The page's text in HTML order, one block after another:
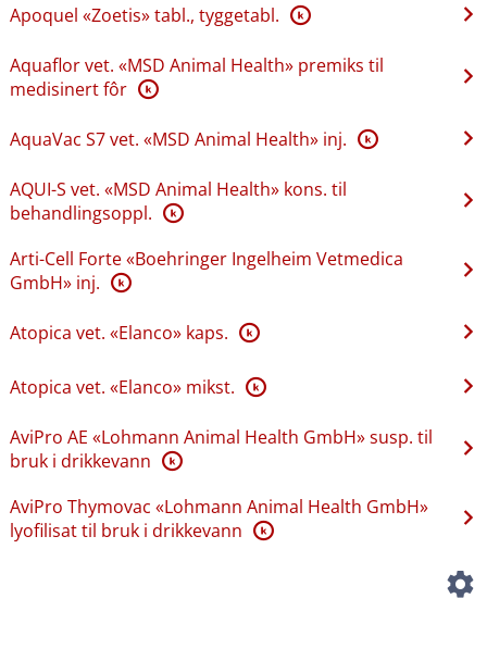
Apoquel «Zoetis» tabl., tyggetabl. K
Aquaflor vet. «MSD Animal Health» premiks til
medisinert fôr K
AquaVac S7 vet. «MSD Animal Health» inj. K
AQUI-S vet. «MSD Animal Health» kons. til
behandlingsoppl. K
Arti-Cell Forte «Boehringer Ingelheim Vetmedica
GmbH» inj. K
Atopica vet. «Elanco» kaps. K
Atopica vet. «Elanco» mikst. K
AviPro AE «Lohmann Animal Health GmbH» susp. til
bruk i drikkevann K
AviPro Thymovac «Lohmann Animal Health GmbH»
lyofilisat til bruk i drikkevann K